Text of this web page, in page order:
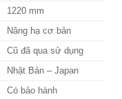
1220 mm
Nâng hạ cơ bản
Cũ đã qua sử dụng
Nhật Bản – Japan
Có bảo hành